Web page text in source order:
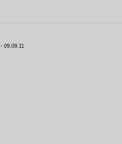
- 09.09.11